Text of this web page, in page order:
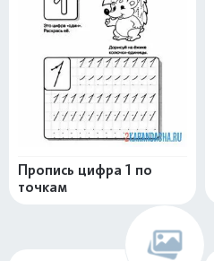
Пропись цифра 1 по
точкам